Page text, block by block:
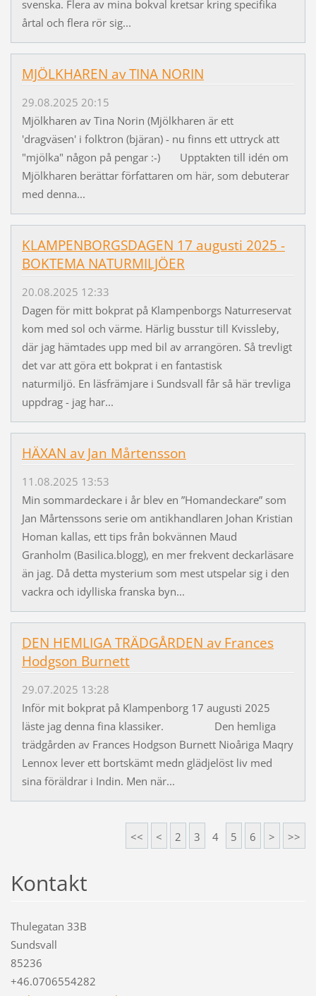
svenska. Flera av mina bokval kretsar kring specifika
årtal och flera rör sig...
MJÖLKHAREN av TINA NORIN
29.08.2025 20:15
Mjölkharen av Tina Norin (Mjölkharen är ett
'dragväsen' i folktron (bjäran) - nu finns ett uttryck att
"mjölka" någon på pengar :-) Upptakten till idén om
Mjölkharen berättar författaren om här, som debuterar
med denna...
KLAMPENBORGSDAGEN 17 augusti 2025 -
BOKTEMA NATURMILJÖER
20.08.2025 12:33
Dagen för mitt bokprat på Klampenborgs Naturreservat
kom med sol och värme. Härlig busstur till Kvissleby,
där jag hämtades upp med bil av arrangören. Så trevligt
det var att göra ett bokprat i en fantastisk
naturmiljö. En läsfrämjare i Sundsvall får så här trevliga
uppdrag - jag har...
HÄXAN av Jan Mårtensson
11.08.2025 13:53
Min sommardeckare i år blev en ”Homandeckare” som
Jan Mårtenssons serie om antikhandlaren Johan Kristian
Homan kallas, ett tips från bokvännen Maud
Granholm (Basilica.blogg), en mer frekvent deckarläsare
än jag. Då detta mysterium som mest utspelar sig i den
vackra och idylliska franska byn...
DEN HEMLIGA TRÄDGÅRDEN av Frances
Hodgson Burnett
29.07.2025 13:28
Inför mit bokprat på Klampenborg 17 augusti 2025
läste jag denna fina klassiker. Den hemliga
trädgården av Frances Hodgson Burnett Nioåriga Maqry
Lennox lever ett bortskämt medn glädjelöst liv med
sina föräldrar i Indin. Men när...
<< < 2 3 4 5 6 > >>
Kontakt
Thulegatan 33B
Sundsvall
85236
+46.0706554282